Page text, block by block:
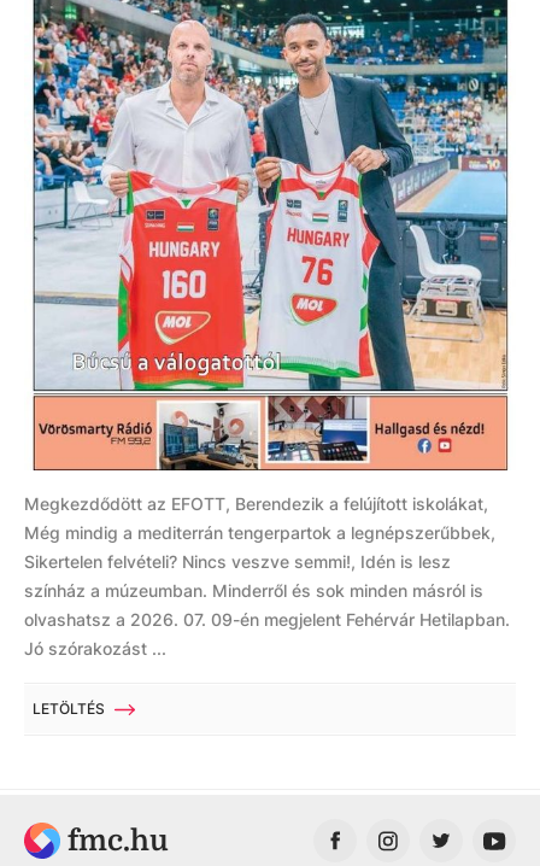
Megkezdődött az EFOTT, Berendezik a felújított iskolákat,
Még mindig a mediterrán tengerpartok a legnépszerűbbek,
Sikertelen felvételi? Nincs veszve semmi!, Idén is lesz
színház a múzeumban. Minderről és sok minden másról is
olvashatsz a 2026. 07. 09-én megjelent Fehérvár Hetilapban.
Jó szórakozást ...
LETÖLTÉS
fmc.hu